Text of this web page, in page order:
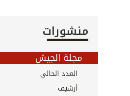
منشورات
مجلة الجيش
العدد الحالي
أرشيف